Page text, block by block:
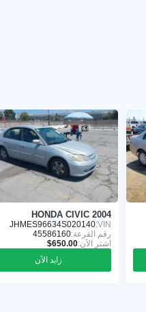
HONDA CIVIC 2004
VIN:
JHMES96634S020140
رقم القرعة:45586160
اشترِ الآن:
زايد الآن